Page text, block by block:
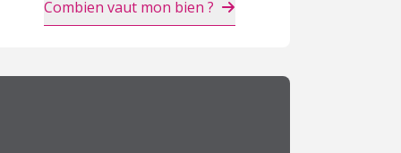
Combien vaut mon bien ?